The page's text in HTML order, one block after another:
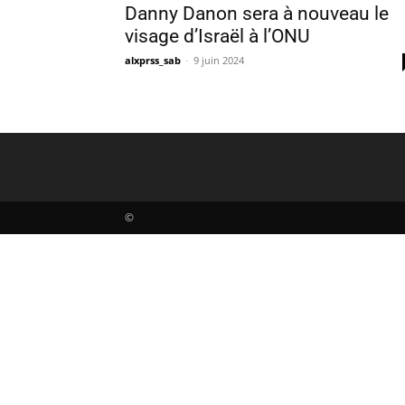
Danny Danon sera à nouveau le
visage d’Israël à l’ONU
alxprss_sab - 9 juin 2024
©